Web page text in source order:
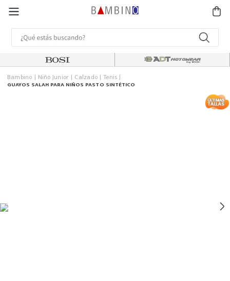
Bambino Niño Junior Calzado Tenis
GUAYOS SALAH PARA NIÑOS PASTO SINTÉTICO